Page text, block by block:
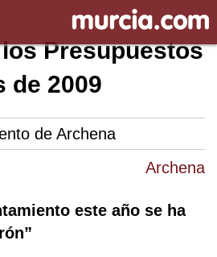
Archena
Presupuestos
de 2009
de Archena
este año se ha